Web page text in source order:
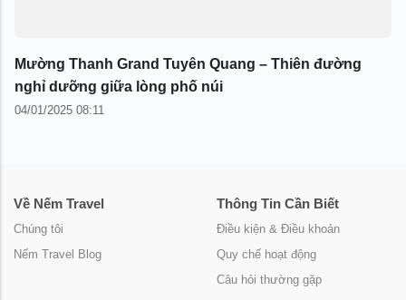
Mường Thanh Grand Tuyên Quang – Thiên đường
nghỉ dưỡng giữa lòng phố núi
04/01/2025 08:11
Về Nếm Travel
Chúng tôi
Nếm Travel Blog
Thông Tin Cần Biết
Điều kiện & Điều khoản
Quy chế hoạt động
Câu hỏi thường gặp